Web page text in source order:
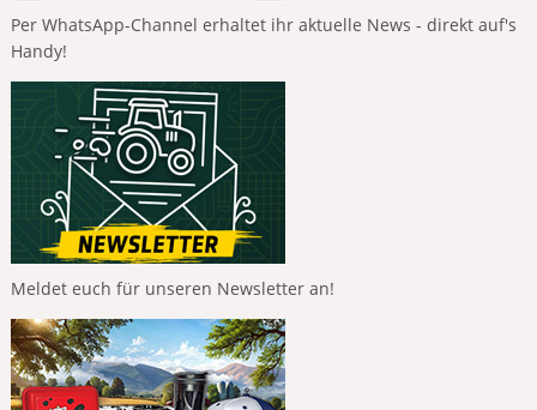
Per WhatsApp-Channel erhaltet ihr aktuelle News - direkt auf's
Handy!
Meldet euch für unseren Newsletter an!